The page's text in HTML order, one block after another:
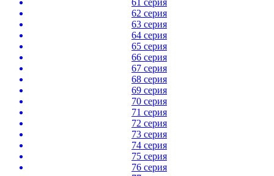
62 серия
63 серия
64 серия
65 серия
66 серия
67 серия
68 серия
69 серия
70 серия
71 серия
72 серия
73 серия
74 серия
75 серия
76 серия